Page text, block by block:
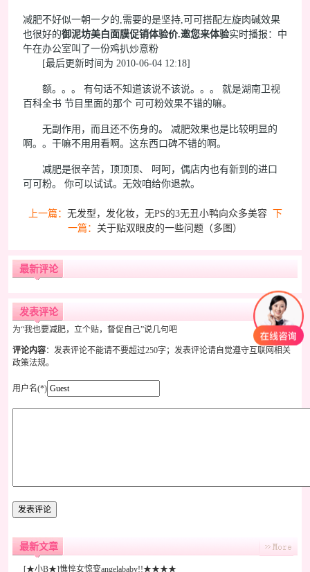
减肥不好似一朝一夕的,需要的是坚持,可可搭配左旋肉碱效果
也很好的御泥坊美白面膜促销体验价.邀您来体验实时播报：中
午在办公室叫了一份鸡扒炒意粉
[最后更新时间为 2010-06-04 12:18]
额。。。 有句话不知道该说不该说。。。 就是湖南卫视
百科全书 节目里面的那个 可可粉效果不错的嘛。
无副作用，而且还不伤身的。 减肥效果也是比较明显的
啊。。干嘛不用用看啊。这东西口碑不错的啊。
减肥是很辛苦，顶顶顶、 呵呵，偶店内也有新到的进口
可可粉。 你可以试试。无效咱给你退款。
上一篇： 无发型，发化妆，无PS的3无丑小鸭向众多美容下
一篇： 关于贴双眼皮的一些问题（多图）
最新评论
发表评论
为“我也要减肥，立个贴，督促自己”说几句吧
评论内容：发表评论不能请不要超过250字；发表评论请自觉遵守互联网相关
政策法规。
用户名(*)
最新文章
[★小B★]憔悴女惊变angelababy!!★★★★